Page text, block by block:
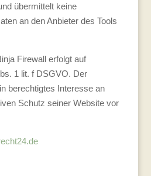
übermittelt keine
an den Anbieter des Tools
Firewall erfolgt auf
1 lit. f DSGVO. Der
berechtigtes Interesse an
Schutz seiner Website vor